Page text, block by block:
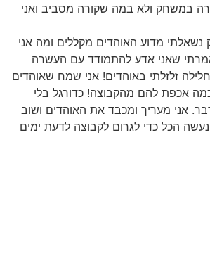
במשחק ולא במה שקורה מסביב ואני
מדוע האוהדים מקללים ומה אני
שאני אדע להתמודד עם העשרה
זלזלתי באוהדים! אני שמח שאוהדים
אכפת להם מהקבוצה! כדורגל בלי
אני מעריך ומכבד את האוהדים ושוב
הכל כדי לגרום לקבוצה לדעת ימים